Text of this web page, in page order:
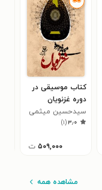
کتاب موسیقی در
دوره غزنویان
سیدحسین میثمی
۳٫۰(۱)
۵۰۹,۰۰۰ ت
مشاهده همه